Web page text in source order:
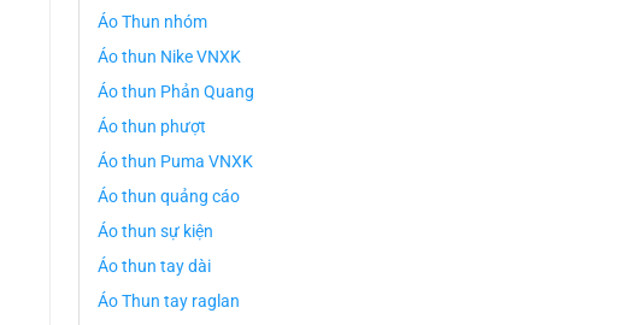
Áo Thun nhóm
Áo thun Nike VNXK
Áo thun Phản Quang
Áo thun phượt
Áo thun Puma VNXK
Áo thun quảng cáo
Áo thun sự kiện
Áo thun tay dài
Áo Thun tay raglan